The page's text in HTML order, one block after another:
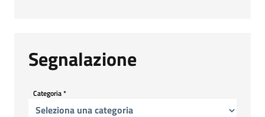
Segnalazione
Categoria*